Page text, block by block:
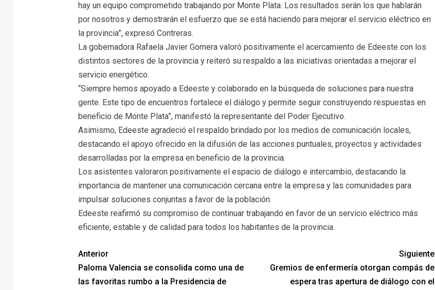
hay un equipo comprometido trabajando por Monte Plata. Los resultados serán los que hablarán
por nosotros y demostrarán el esfuerzo que se está haciendo para mejorar el servicio eléctrico en
la provincia”, expresó Contreras.
La gobernadora Rafaela Javier Gomera valoró positivamente el acercamiento de Edeeste con los
distintos sectores de la provincia y reiteró su respaldo a las iniciativas orientadas a mejorar el
servicio energético.
“Siempre hemos apoyado a Edeeste y colaborado en la búsqueda de soluciones para nuestra
gente. Este tipo de encuentros fortalece el diálogo y permite seguir construyendo respuestas en
beneficio de Monte Plata”, manifestó la representante del Poder Ejecutivo.
Asimismo, Edeeste agradeció el respaldo brindado por los medios de comunicación locales,
destacando el apoyo ofrecido en la difusión de las acciones puntuales, proyectos y actividades
desarrolladas por la empresa en beneficio de la provincia.
Los asistentes valoraron positivamente el espacio de diálogo e intercambio, destacando la
importancia de mantener una comunicación cercana entre la empresa y las comunidades para
impulsar soluciones conjuntas a favor de la población.
Edeeste reafirmó su compromiso de continuar trabajando en favor de un servicio eléctrico más
eficiente, estable y de calidad para todos los habitantes de la provincia.
Anterior
Paloma Valencia se consolida como una de
las favoritas rumbo a la Presidencia de
Siguiente
Gremios de enfermería otorgan compás de
espera tras apertura de diálogo con el